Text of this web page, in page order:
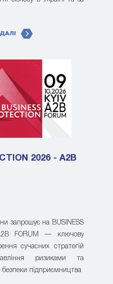
2026 - A2B
запрошує на BUSINESS
FORUM — ключову
сучасних стратегій
ризиками та
безпеки підприємництва